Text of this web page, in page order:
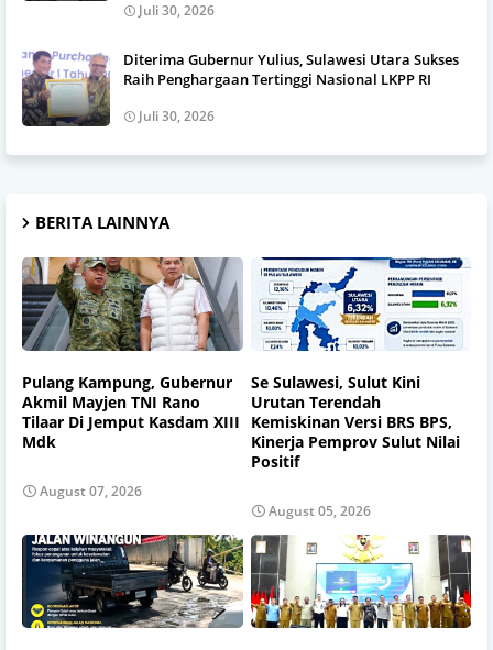
Juli 30, 2026
Diterima Gubernur Yulius, Sulawesi Utara Sukses
Raih Penghargaan Tertinggi Nasional LKPP RI
Juli 30, 2026
BERITA LAINNYA
Pulang Kampung, Gubernur
Akmil Mayjen TNI Rano
Tilaar Di Jemput Kasdam XIII
Mdk
August 07, 2026
Se Sulawesi, Sulut Kini
Urutan Terendah
Kemiskinan Versi BRS BPS,
Kinerja Pemprov Sulut Nilai
Positif
August 05, 2026